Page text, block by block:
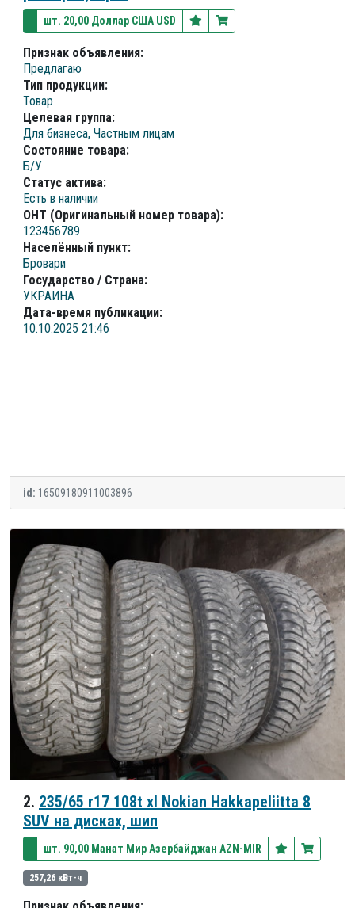
шт. 20,00 Доллар США USD
Признак объявления:
Предлагаю
Тип продукции:
Товар
Целевая группа:
Для бизнеса, Частным лицам
Состояние товара:
Б/У
Статус актива:
Есть в наличии
ОНТ (Оригинальный номер товара):
123456789
Населённый пункт:
Бровари
Государство / Страна:
УКРАИНА
Дата-время публикации:
10.10.2025 21:46
id: 16509180911003896
2. 235/65 r17 108t xl Nokian Hakkapeliitta 8
SUV на дисках, шип
шт. 90,00 Манат Мир Азербайджан AZN-MIR
257,26 кВт-ч